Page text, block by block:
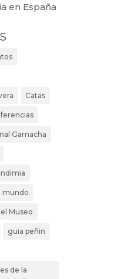
en España
Catas
Garnacha
mundo
Museo
guia peñin
de la